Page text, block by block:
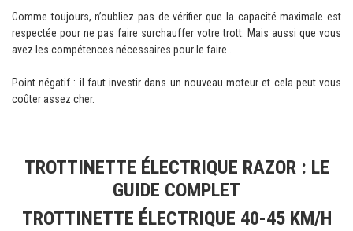
Comme toujours, n’oubliez pas de vérifier que la capacité maximale est
respectée pour ne pas faire surchauffer votre trott. Mais aussi que vous
avez les compétences nécessaires pour le faire .
Point négatif : il faut investir dans un nouveau moteur et cela peut vous
coûter assez cher.
TROTTINETTE ÉLECTRIQUE RAZOR : LE
GUIDE COMPLET
TROTTINETTE ÉLECTRIQUE 40-45 KM/H